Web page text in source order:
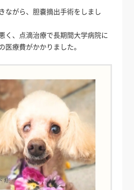
ながら、胆嚢摘出手術をしまし
く、点滴治療で長期間大学病院に
医療費がかかりました。